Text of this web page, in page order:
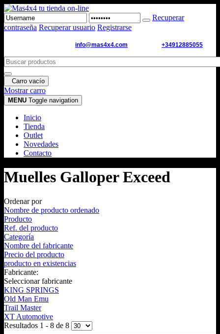
Recuperar
contraseña Recuperar usuario Registrarse
info@mas4x4.com +34912885055
Carro vacío
Mostrar carro
MENU Toggle navigation
Inicio
Tienda
Outlet
Novedades
Contacto
Muelles Galloper Exceed
Ordenar por
Nombre de producto ordenado
Producto
Ref. del producto
Categoría
Nombre del fabricante
Precio del producto
producto en existencias
Fabricante:
Seleccionar fabricante
KING SPRINGS
Old Man Emu
Trail Master
XT Automotive
Resultados 1 - 8 de 8